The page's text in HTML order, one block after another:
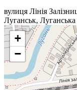
вулиця Лінія
Луганськ, Луганська
+
−